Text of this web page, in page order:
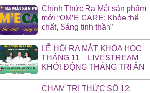
Chính Thức Ra Mắt sản phẩm
mới “OM’E CARE: Khỏe thể
chất, Sáng tinh thần”
LỄ HỘI RA MẮT KHÓA HỌC
THÁNG 11 – LIVESTREAM
KHỞI ĐỘNG THÁNG TRI ÂN
CHẠM TRI THỨC SỐ 12: